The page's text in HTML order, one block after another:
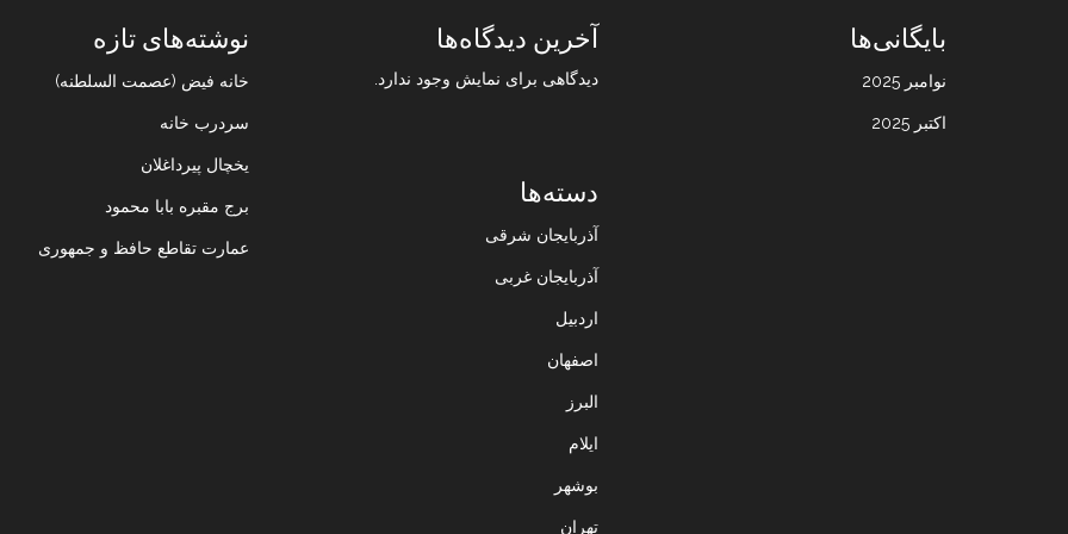
نوشته‌های تازه
خانه فیض (عصمت السلطنه)
سردرب خانه
یخچال پیرداغلان
برج مقبره بابا محمود
عمارت تقاطع حافظ و جمهوری
آخرین دیدگاه‌ها
دیدگاهی برای نمایش وجود ندارد.
بایگانی‌ها
نوامبر 2025
اکتبر 2025
دسته‌ها
آذربایجان شرقی
آذربایجان غربی
اردبیل
اصفهان
البرز
ایلام
بوشهر
تهران